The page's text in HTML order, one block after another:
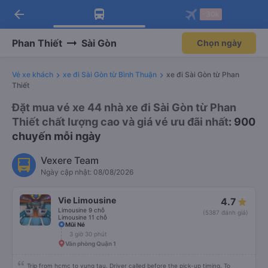
Tải app Vexere ngay!
Nhận ưu đãi thành viên độc
Mở app
Tải app Vexere
-30k/ghế khi đặt vé máy bay qua
Mở app
arrow_back
Phan Thiết Sài Gòn Chọn ngày
Vé xe khách xe đi Sài Gòn từ Bình Thuận
xe đi Sài Gòn từ Phan
Thiết
Đặt mua vé xe 44 nhà xe đi Sài Gòn từ Phan
Thiết chất lượng cao và giá vé ưu đãi nhất: 900
chuyến mỗi ngày
Vexere Team
Ngày cập nhật: 08/08/2026
Vie Limousine
Limousine 9 chỗ
Limousine 11 chỗ
4.7
(5387 đánh giá)
Mũi Né
3 giờ 30 phút
Văn phòng Quận 1
Trip from hcmc to vung tau. Driver called before the pick-up timing. To